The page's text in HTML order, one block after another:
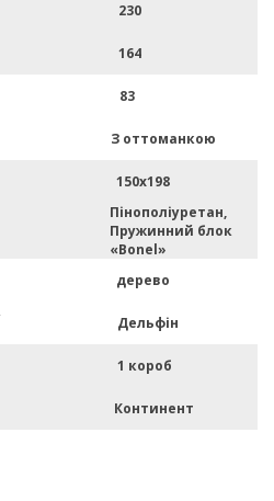
230
164
83
З оттоманкою
150х198
Пінополіуретан,
Пружинний блок
«Bonel»
дерево
Дельфін
1 короб
Континент